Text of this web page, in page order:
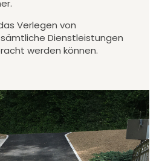
Verlegen von
Dienstleistungen
werden können.